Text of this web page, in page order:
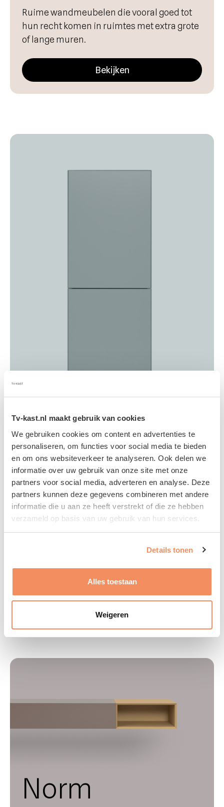
Tv-kast.nl maakt gebruik van cookies
We gebruiken cookies om content en advertenties te
personaliseren, om functies voor social media te bieden
en om ons websiteverkeer te analyseren. Ook delen we
informatie over uw gebruik van onze site met onze
partners voor social media, adverteren en analyse. Deze
partners kunnen deze gegevens combineren met andere
informatie die u aan ze heeft verstrekt of die ze hebben
verzameld op basis van uw gebruik van hun services.
Details tonen
Alles toestaan
Weigeren
Ruime wandmeubelen die vooral goed tot
hun recht komen in ruimtes met extra grote
of lange muren.
Bekijken
Brem
handig en mooi basismeubel die zich overal
Bekijken
Norm